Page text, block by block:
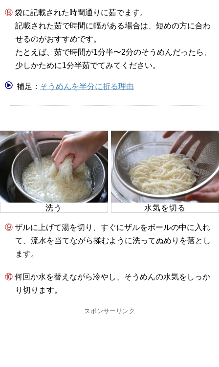
⑧ 袋に記載された時間通りに茹でます。
記載された茹で時間に幅がある場合は、短めの方に合わ
せるのがおすすめです。
たとえば、茹で時間が1分半〜2分のそうめんだったら、
少しかために1分半茹でてみてください。
補足： そうめんを半分に折る理由
洗う 水気を切る
⑨ ザルに上げて湯を切り、すぐにザルをボールの中に入れ
て、流水を当てながら揉むように洗ってぬめりを落とし
ます。
⑩ 何回か水を替えながら冷やし、そうめんの水気をしっか
り切ります。
スポンサーリンク